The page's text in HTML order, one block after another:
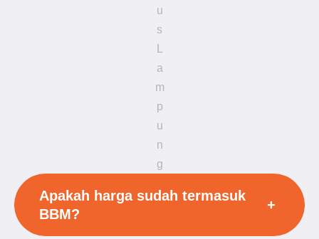
u
s
L
a
m
p
u
n
g
Apakah harga sudah termasuk
BBM?
+